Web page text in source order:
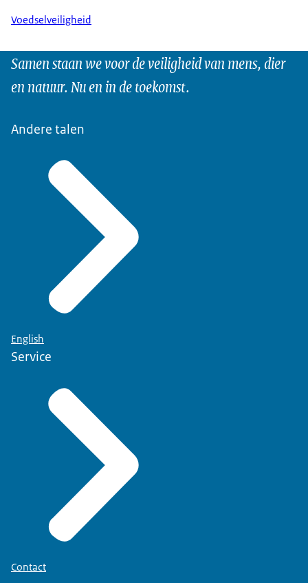
Voedselveiligheid
Samen staan we voor de veiligheid van mens, dier
en natuur. Nu en in de toekomst.
Andere talen
English
Service
Contact